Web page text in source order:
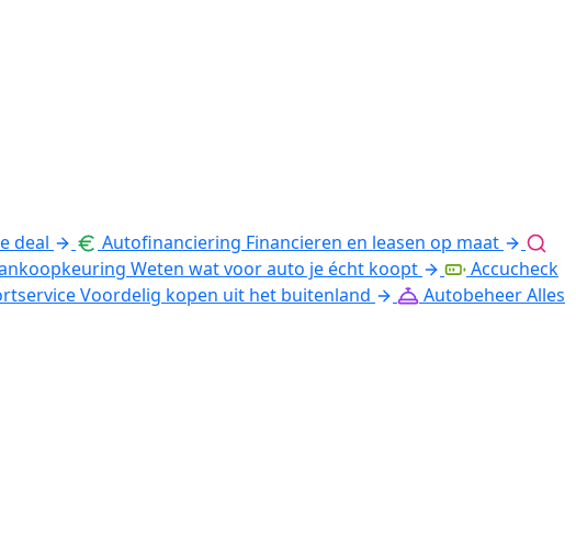
deal Autofinanciering Financieren en leasen op maat
Weten wat voor auto je écht koopt
Accucheck
Voordelig kopen uit het buitenland AutobeheerAlles